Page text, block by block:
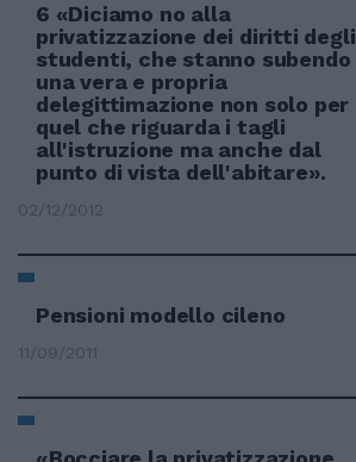
6 «Diciamo no alla
privatizzazione dei diritti degli
studenti, che stanno subendo
una vera e propria
delegittimazione non solo per
quel che riguarda i tagli
all'istruzione ma anche dal
punto di vista dell'abitare».
02/12/2012
Pensioni modello cileno
11/09/2011